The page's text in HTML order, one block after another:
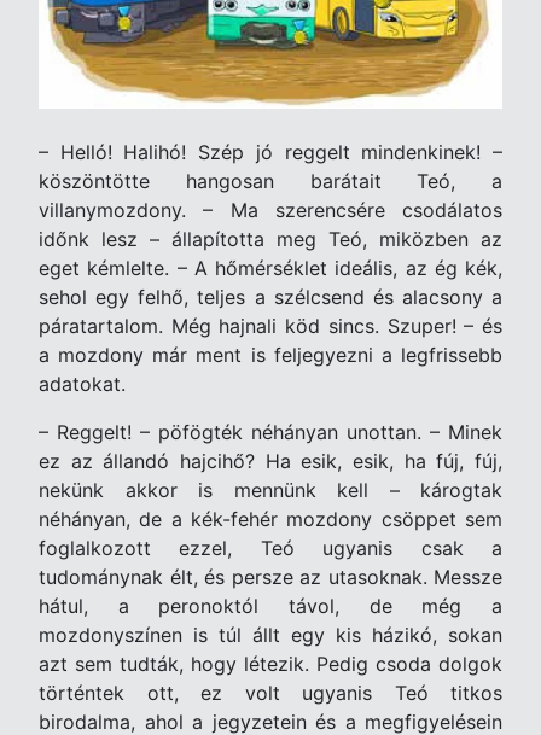
– Helló! Halihó! Szép jó reggelt mindenkinek! –
köszöntötte hangosan barátait Teó, a
villanymozdony. – Ma szerencsére csodálatos
időnk lesz – állapította meg Teó, miközben az
eget kémlelte. – A hőmérséklet ideális, az ég kék,
sehol egy felhő, teljes a szélcsend és alacsony a
páratartalom. Még hajnali köd sincs. Szuper! – és
a mozdony már ment is feljegyezni a legfrissebb
adatokat.
– Reggelt! – pöfögték néhányan unottan. – Minek
ez az állandó hajcihő? Ha esik, esik, ha fúj, fúj,
nekünk akkor is mennünk kell – károgtak
néhányan, de a kék-fehér mozdony csöppet sem
foglalkozott ezzel, Teó ugyanis csak a
tudománynak élt, és persze az utasoknak. Messze
hátul, a peronoktól távol, de még a
mozdonyszínen is túl állt egy kis házikó, sokan
azt sem tudták, hogy létezik. Pedig csoda dolgok
történtek ott, ez volt ugyanis Teó titkos
birodalma, ahol a jegyzetein és a megfigyelésein